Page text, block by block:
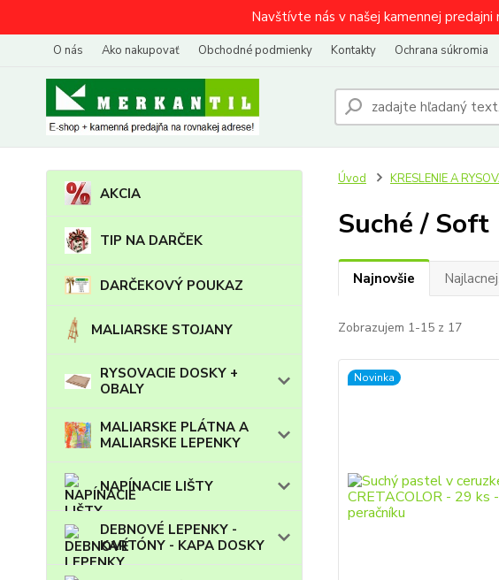
Navštívte nás v našej kamennej
O nás Ako nakupovať Obchodné podmienky Kontakty Ochrana súkromia
AKCIA
TIP NA DARČEK
DARČEKOVÝ POUKAZ
MALIARSKE STOJANY
RYSOVACIE DOSKY +
OBALY
MALIARSKE PLÁTNA A
MALIARSKE LEPENKY
NAPÍNACIE LIŠTY
DEBNOVÉ LEPENKY -
KARTÓNY - KAPA DOSKY
Úvod KRESLENIE A
Suché / Soft
Najnovšie
Zobrazujem 1-15 z 17
Novinka